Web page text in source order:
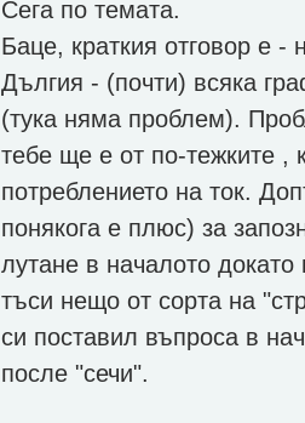
Сега по темата.
Баце, краткия отговор е -
Дългия - (почти) всяка
(тука няма проблем).
тебе ще е от по-тежките ,
потреблението на ток.
понякога е плюс) за
лутане в началото
тъси нещо от сорта на
си поставил въпроса в
после "сечи".